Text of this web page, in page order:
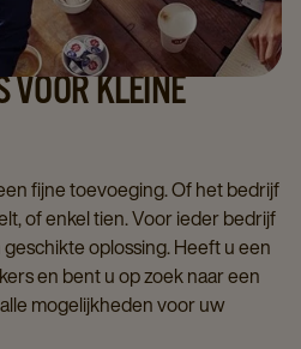
VOOR KLEINE
fijne toevoeging. Of het bedrijf
of enkel tien. Voor ieder bedrijf
oplossing. Heeft u een
en bent u op zoek naar een
mogelijkheden voor uw